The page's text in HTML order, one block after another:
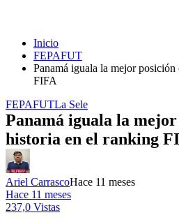
Inicio
FEPAFUT
Panamá iguala la mejor
FIFA
FEPAFUTLa Sele
Panamá iguala la mejor
historia en el ranking
Ariel CarrascoHace 11 meses
Hace 11 meses
237,0 Vistas